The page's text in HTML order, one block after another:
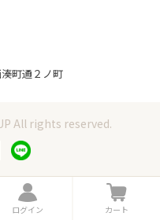
町通２ノ町
All rights reserved.
ロ
グ
ログイン
カ
ー
カート